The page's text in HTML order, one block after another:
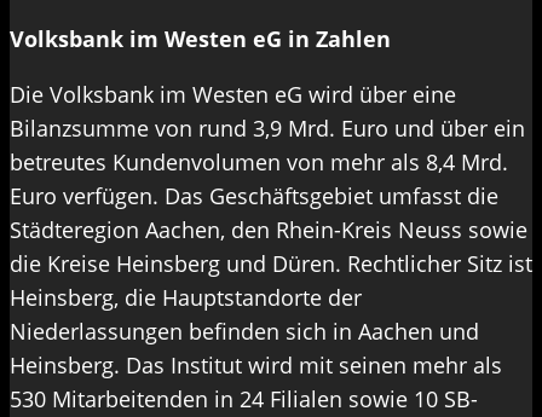
Volksbank im Westen eG in Zahlen
Die Volksbank im Westen eG wird über eine
Bilanzsumme von rund 3,9 Mrd. Euro und über ein
betreutes Kundenvolumen von mehr als 8,4 Mrd.
Euro verfügen. Das Geschäftsgebiet umfasst die
Städteregion Aachen, den Rhein-Kreis Neuss sowie
die Kreise Heinsberg und Düren. Rechtlicher Sitz ist
Heinsberg, die Hauptstandorte der
Niederlassungen befinden sich in Aachen und
Heinsberg. Das Institut wird mit seinen mehr als
530 Mitarbeitenden in 24 Filialen sowie 10 SB-